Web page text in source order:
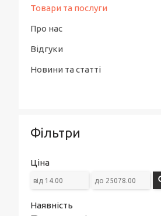
Товари та послуги
Про нас
Відгуки
Новини та статті
Фільтри
Ціна
Наявність